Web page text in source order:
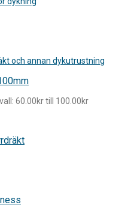
60.00kr till 100.00kr